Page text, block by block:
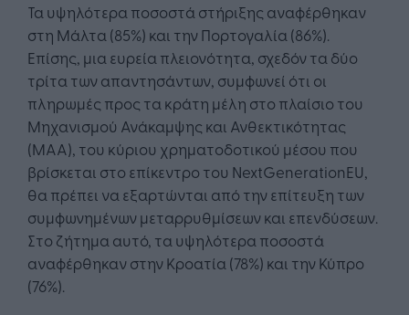
Τα υψηλότερα ποσοστά στήριξης αναφέρθηκαν
στη Μάλτα (85%) και την Πορτογαλία (86%).
Επίσης, μια ευρεία πλειονότητα, σχεδόν τα δύο
τρίτα των απαντησάντων, συμφωνεί ότι οι
πληρωμές προς τα κράτη μέλη στο πλαίσιο του
Μηχανισμού Ανάκαμψης και Ανθεκτικότητας
(ΜΑΑ), του κύριου χρηματοδοτικού μέσου που
βρίσκεται στο επίκεντρο του NextGenerationEU,
θα πρέπει να εξαρτώνται από την επίτευξη των
συμφωνημένων μεταρρυθμίσεων και επενδύσεων.
Στο ζήτημα αυτό, τα υψηλότερα ποσοστά
αναφέρθηκαν στην Κροατία (78%) και την Κύπρο
(76%).